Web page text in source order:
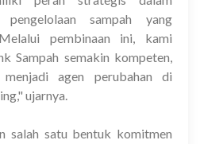
pengelolaan sampah yang
pembinaan ini, kami
Sampah semakin kompeten,
agen perubahan di
ujarnya.
salah satu bentuk komitmen